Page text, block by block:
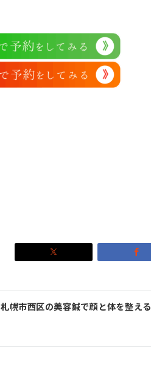
札幌市西区の美容鍼で顔と体を整える